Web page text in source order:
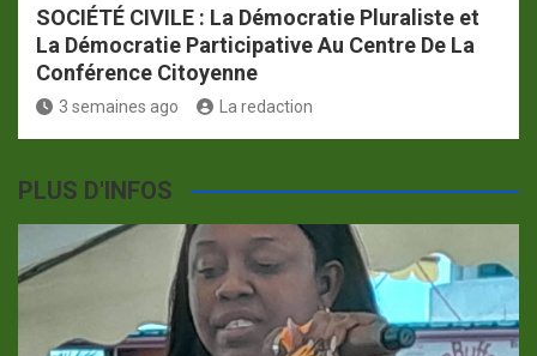
SOCIÉTÉ CIVILE : La Démocratie Pluraliste et
La Démocratie Participative Au Centre De La
Conférence Citoyenne
3 semaines ago La redaction
PLUS D'INFOS